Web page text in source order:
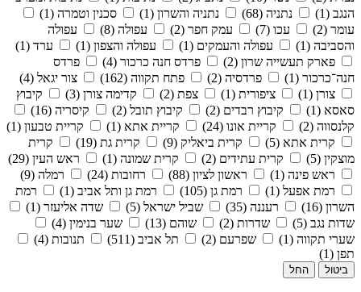
הנגב (1)
נתניה (68) נתניה והשרון (1)
סכנין וטמרה (1)
עומר (2)
עכו (7) עמק חפר (2) עפולה (8)
עפולה
והסביבה (1)
עפולה והעמקים (1) עפולה והצפון (1)
ערד (1)
פארק תעשייה שרון (2)
פרדס חנה כרכור (4)
פרדס
חנה־כרכור (1)
פרדסיה (2) פתח תקווה (162)
צור יגאל (4)
צורן (1)
ציפורית (1) צפת (2) קדימה צורן (3)
קיבוץ
סאסא (1)
קיבוץ רבדים (2) קיבוץ תובל (2)
קיסריה (16)
קלנסווה (2)
קריית אונו (24) קריית אתא (1)
קריית טבעון (1)
קרית אתא (5)
קרית ביאליק (9) קרית גת (19)
קרית
מוצקין (5)
קרית עתידים (2) קרית שמונה (1)
ראש העין (29)
ראש פינה (1)
ראשון לציון (88) רחובות (24)
רמלה (9)
רמת אפעל (1)
רמת גן (105) רמת גן ותל אביב (1)
רמת
השרון (16)
רעננה (35) שביל ישראל (5)
שדה אליעזר (1)
שדות נגב (5)
שדרות (2) שוהם (13)
שער בנימין (4)
שערי תקווה (1)
שפרעם (2) תל אביב (511)
תנובות (4)
תפן (1)
ביטול החל